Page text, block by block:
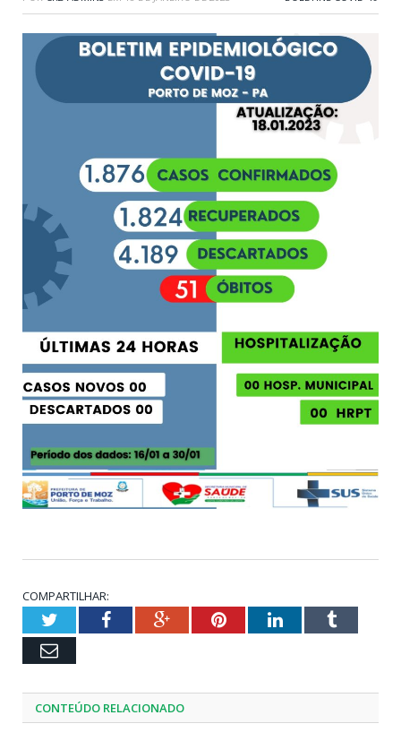
COMPARTILHAR:
TwitterFacebookGoogle+PinterestLinkedInTumblr
Email
CONTEÚDO RELACIONADO